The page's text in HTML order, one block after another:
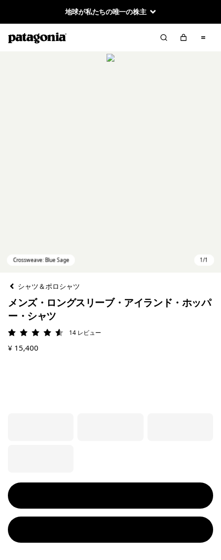
地球が私たちの唯一の株主
シャツ＆ポロシャツ
メンズ・ロングスリーブ・アイランド・ホッパ
ー・シャツ
評価: 4.6 / 5
14 レビュー
¥ 15,400